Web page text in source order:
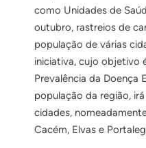
como Unidades de
outubro, rastreios de
população de várias
iniciativa, cujo objetivo
Prevalência da Doença
população da região,
cidades,
Cacém, Elvas e